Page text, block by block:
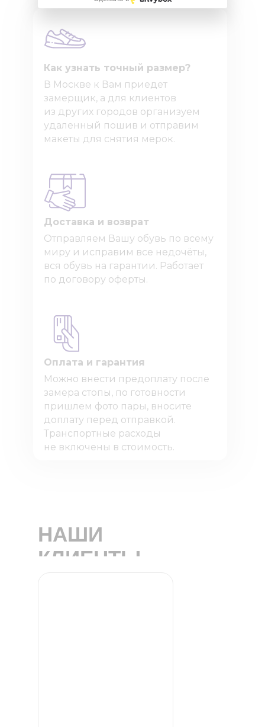
Доставка и возврат
В Москве к Вам приедет
замерщик, а для клиентов
из других городов организуем
удаленный пошив и отправим
макеты для снятия мерок.
Как узнать точный размер?
Отправляем Вашу обувь по всему
миру и исправим все недочёты,
вся обувь на гарантии. Работает
по договору оферты.
Оплата и гарантия
Можно внести предоплату после
замера стопы, по готовности
пришлем фото пары, вносите
доплату перед отправкой.
Транспортные расходы
не включены в стоимость.
НАШИ
КЛИЕНТЫ